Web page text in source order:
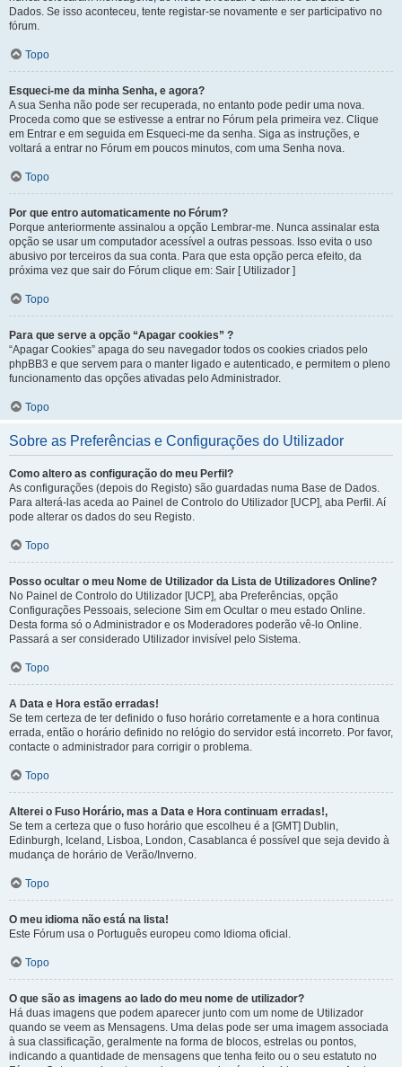
Dados. Se isso aconteceu, tente registar-se novamente e ser participativo no
fórum.
Topo
Esqueci-me da minha Senha, e agora?
A sua Senha não pode ser recuperada, no entanto pode pedir uma nova.
Proceda como que se estivesse a entrar no Fórum pela primeira vez. Clique
em Entrar e em seguida em Esqueci-me da senha. Siga as instruções, e
voltará a entrar no Fórum em poucos minutos, com uma Senha nova.
Topo
Por que entro automaticamente no Fórum?
Porque anteriormente assinalou a opção Lembrar-me. Nunca assinalar esta
opção se usar um computador acessível a outras pessoas. Isso evita o uso
abusivo por terceiros da sua conta. Para que esta opção perca efeito, da
próxima vez que sair do Fórum clique em: Sair [ Utilizador ]
Topo
Para que serve a opção “Apagar cookies” ?
“Apagar Cookies” apaga do seu navegador todos os cookies criados pelo
phpBB3 e que servem para o manter ligado e autenticado, e permitem o pleno
funcionamento das opções ativadas pelo Administrador.
Topo
Sobre as Preferências e Configurações do Utilizador
Como altero as configuração do meu Perfil?
As configurações (depois do Registo) são guardadas numa Base de Dados.
Para alterá-las aceda ao Painel de Controlo do Utilizador [UCP], aba Perfil. Aí
pode alterar os dados do seu Registo.
Topo
Posso ocultar o meu Nome de Utilizador da Lista de Utilizadores Online?
No Painel de Controlo do Utilizador [UCP], aba Preferências, opção
Configurações Pessoais, selecione Sim em Ocultar o meu estado Online.
Desta forma só o Administrador e os Moderadores poderão vê-lo Online.
Passará a ser considerado Utilizador invisível pelo Sistema.
Topo
A Data e Hora estão erradas!
Se tem certeza de ter definido o fuso horário corretamente e a hora continua
errada, então o horário definido no relógio do servidor está incorreto. Por favor,
contacte o administrador para corrigir o problema.
Topo
Alterei o Fuso Horário, mas a Data e Hora continuam erradas!,
Se tem a certeza que o fuso horário que escolheu é a [GMT] Dublin,
Edinburgh, Iceland, Lisboa, London, Casablanca é possível que seja devido à
mudança de horário de Verão/Inverno.
Topo
O meu idioma não está na lista!
Este Fórum usa o Português europeu como Idioma oficial.
Topo
O que são as imagens ao lado do meu nome de utilizador?
Há duas imagens que podem aparecer junto com um nome de Utilizador
quando se veem as Mensagens. Uma delas pode ser uma imagem associada
à sua classificação, geralmente na forma de blocos, estrelas ou pontos,
indicando a quantidade de mensagens que tenha feito ou o seu estatuto no